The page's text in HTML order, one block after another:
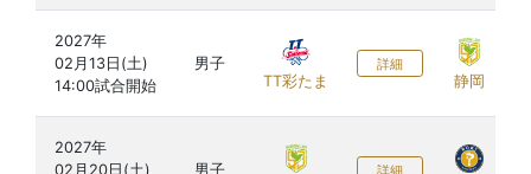
2027年
02月13日(土)
男子
TT彩たま
詳細
静岡
2027年
02月20日(土)
男子